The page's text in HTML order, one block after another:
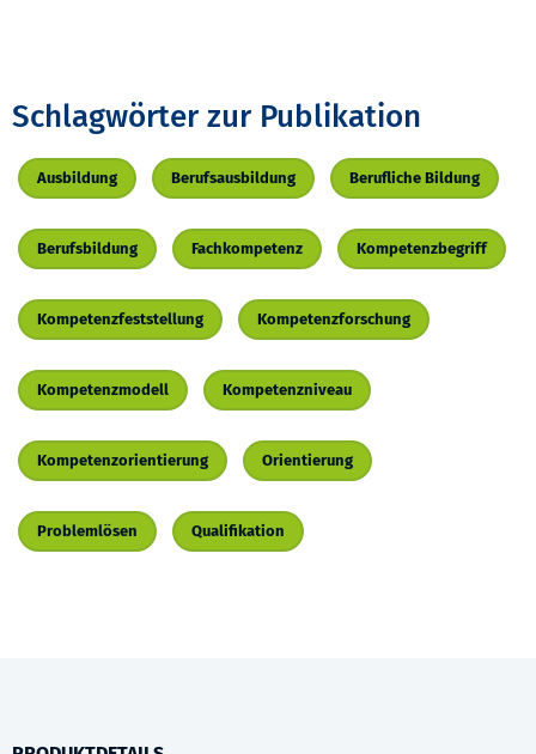
Schlagwörter zur Publikation
Ausbildung Berufsausbildung Berufliche Bildung
Berufsbildung Fachkompetenz Kompetenzbegriff
Kompetenzfeststellung Kompetenzforschung
Kompetenzmodell Kompetenzniveau
Kompetenzorientierung Orientierung
Problemlösen Qualifikation